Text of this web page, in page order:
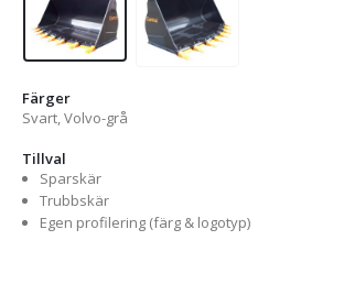
Färger
Svart, Volvo-grå
Tillval
Sparskär
Trubbskär
Egen profilering (färg & logotyp)